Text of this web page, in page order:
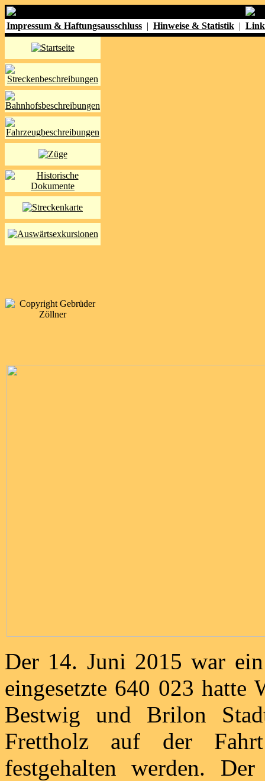
Impressum & Haftungsausschluss | Hinweise & Statistik |
Der 14. Juni 2015 war
eingesetzte 640 023 hatte
Bestwig und Brilon
Frettholz auf der
festgehalten werden.